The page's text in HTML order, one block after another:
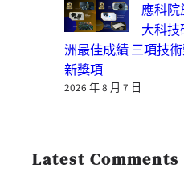
應科院
大科
洲最佳成績 三項技
新獎項
2026 年 8 月 7 日
Latest Comments